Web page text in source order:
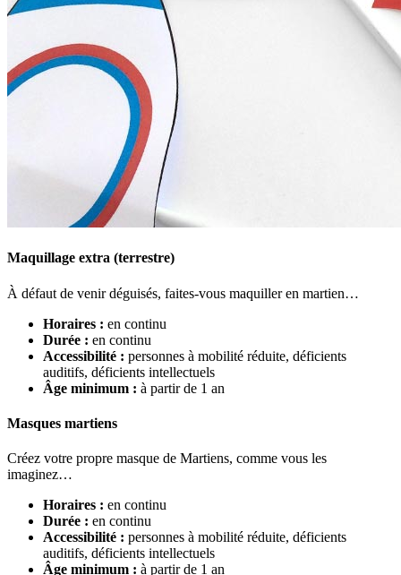
Maquillage extra (terrestre)
À défaut de venir déguisés, faites-vous maquiller en martien…
Horaires : en continu
Durée : en continu
Accessibilité : personnes à mobilité réduite, déficients
auditifs, déficients intellectuels
Âge minimum : à partir de 1 an
Masques martiens
Créez votre propre masque de Martiens, comme vous les
imaginez…
Horaires : en continu
Durée : en continu
Accessibilité : personnes à mobilité réduite, déficients
auditifs, déficients intellectuels
Âge minimum : à partir de 1 an